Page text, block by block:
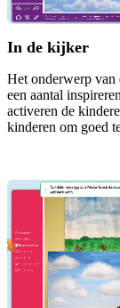
In de kijker
Het onderwerp van
een aantal
activeren de
kinderen om goed